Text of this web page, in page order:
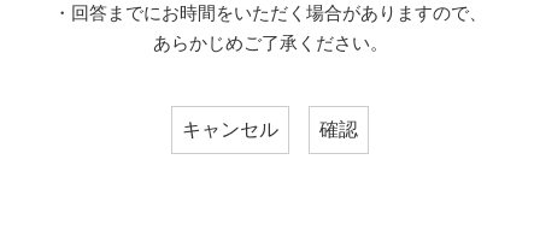
・回答までにお時間をいただく場合がありますので、
あらかじめご了承ください。